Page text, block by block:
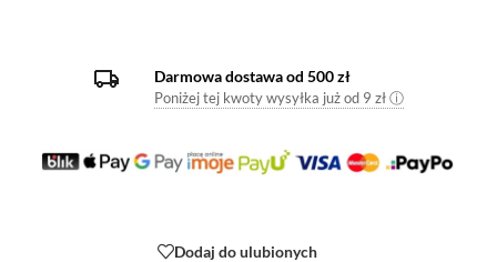
Darmowa dostawa od 500 zł
Poniżej tej kwoty wysyłka już od 9 zł ⓘ
Dodaj do ulubionych